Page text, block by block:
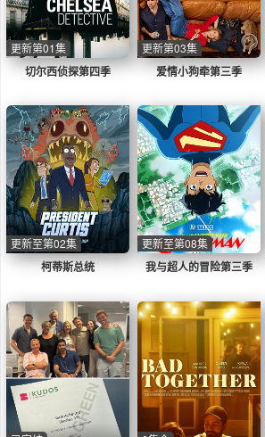
切尔西侦探第四季
更新第01集
爱情小狗牵第三季
更新第03集
柯蒂斯总统
更新至第02集
我与超人的冒险第三季
更新至第08集